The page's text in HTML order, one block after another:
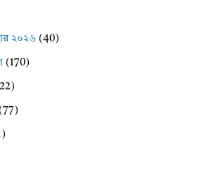
২০২৬ (40)
(170)
(77)